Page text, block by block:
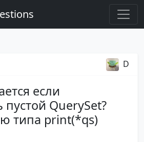
D
если
пустой QuerySet?
типа print(*qs)